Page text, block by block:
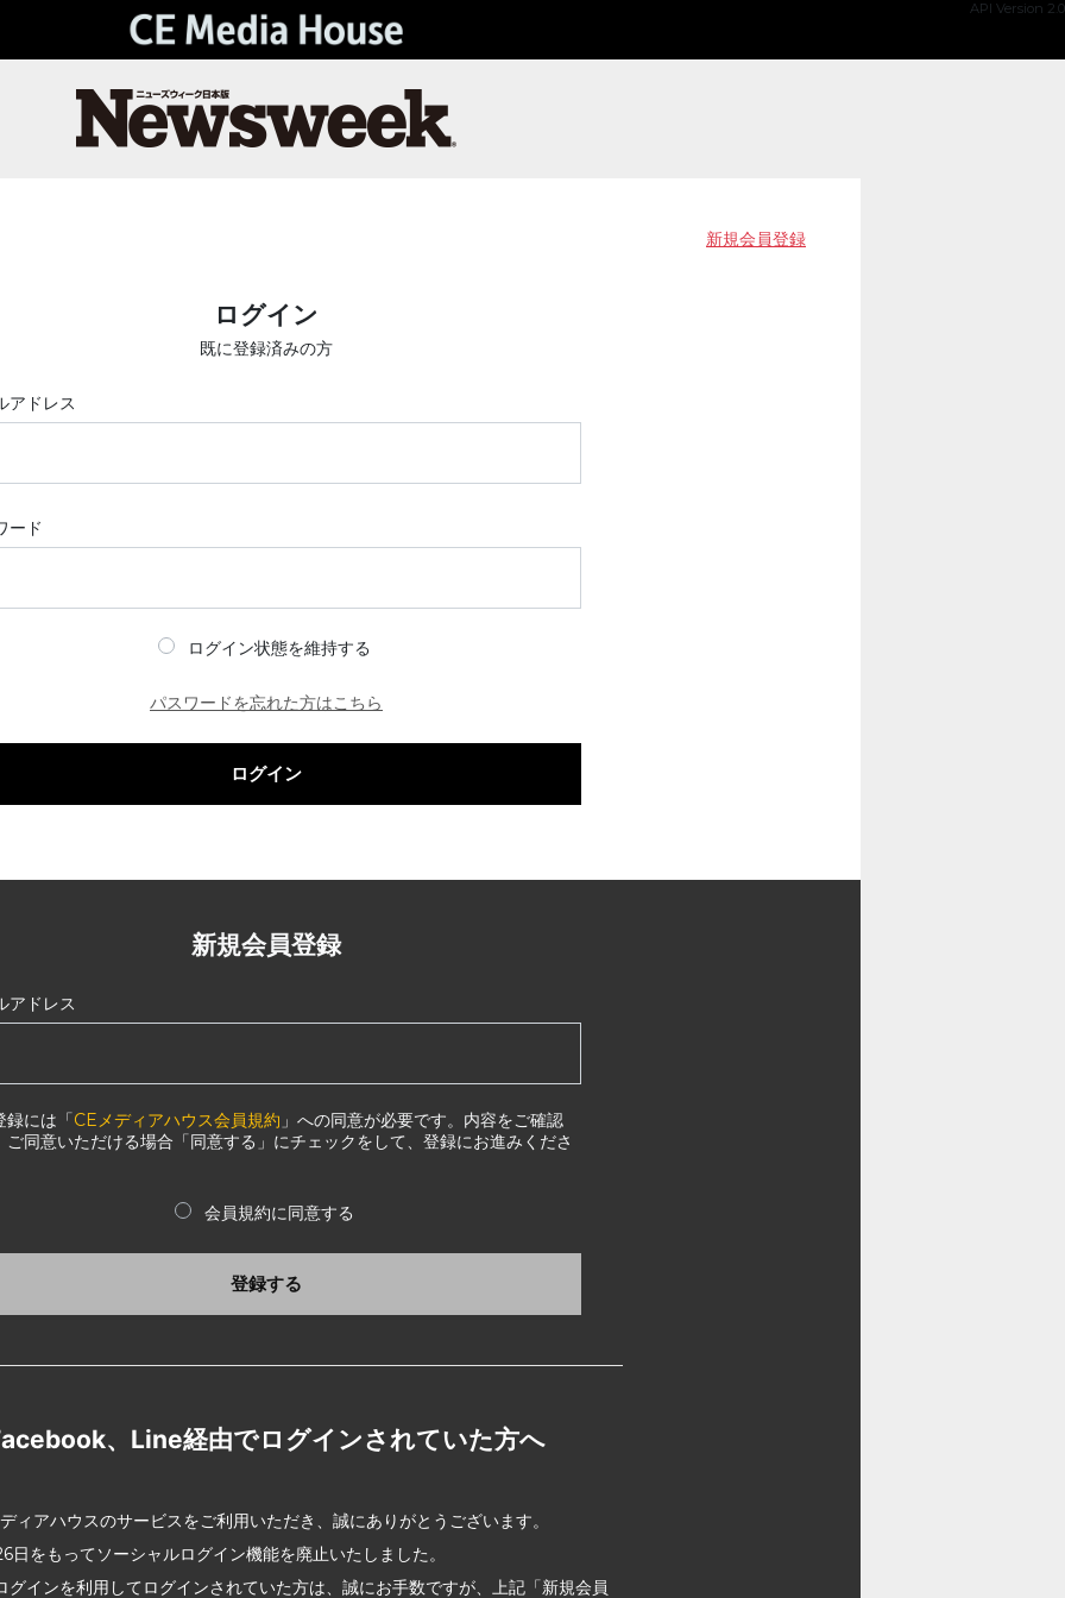
API Version 2.0
新規会員登録
ログイン
既に登録済みの方
アドレス
ード
ログイン状態を維持する
パスワードを忘れた方はこちら
ログイン
新規会員登録
アドレス
録には「CEメディアハウス会員規約 」への同意が必要です。内容をご確認
ご同意いただける場合「同意する」にチェックをして、登録にお進みくださ
会員規約に同意する
登録する
、Line経由でログインされていた方へ
ィアハウスのサービスをご利用いただき、誠にありがとうございます。
日をもってソーシャルログイン機能を廃止いたしました。
グインを利用してログインされていた方は、誠にお手数ですが、上記「新規会員